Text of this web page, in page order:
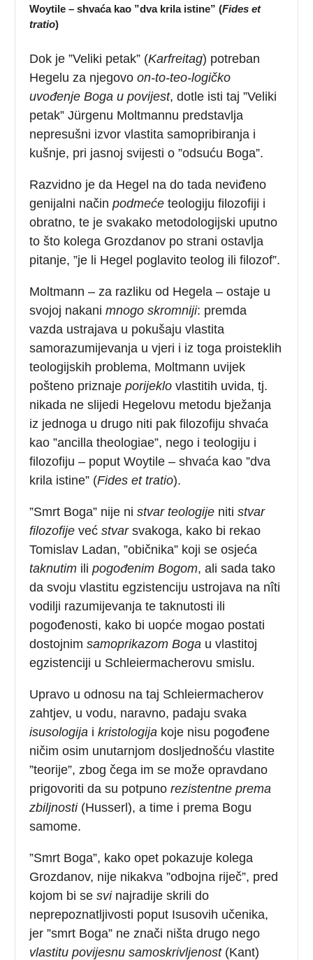
Woytile – shvaća kao ”dva krila istine” (Fides et
tratio)
Dok je ”Veliki petak” (Karfreitag) potreban
Hegelu za njegovoon-to-teo-logičko
uvođenje Boga u povijest, dotle isti taj ”Veliki
petak” Jürgenu Moltmannu predstavlja
nepresušni izvor vlastita samopribiranja i
kušnje, pri jasnoj svijesti o ”odsuću Boga”.
Razvidno je da Hegel na do tada neviđeno
genijalni načinpodmeće teologiju filozofiji i
obratno, te je svakako metodologijski uputno
to što kolega Grozdanov po strani ostavlja
pitanje, ”je li Hegel poglavito teolog ili filozof”.
Moltmann – za razliku od Hegela – ostaje u
svojoj nakanimnogo skromniji: premda
vazda ustrajava u pokušaju vlastita
samorazumijevanja u vjeri i iz toga proisteklih
teologijskih problema, Moltmann uvijek
pošteno priznajeporijeklo vlastitih uvida, tj.
nikada ne slijedi Hegelovu metodu bježanja
iz jednoga u drugo niti pak filozofiju shvaća
kao ”ancilla theologiae”, nego i teologiju i
filozofiju – poput Woytile – shvaća kao ”dva
krila istine” (Fides et tratio).
”Smrt Boga” nije nistvar teologije nitistvar
filozofije većstvarsvakoga, kako bi rekao
Tomislav Ladan, ”običnika” koji se osjeća
taknutim ilipogođenim Bogom, ali sada tako
da svoju vlastitu egzistenciju ustrojava na nîti
vodilji razumijevanja te taknutosti ili
pogođenosti, kako bi uopće mogao postati
dostojnimsamoprikazom Boga u vlastitoj
egzistenciji u Schleiermacherovu smislu.
Upravo u odnosu na taj Schleiermacherov
zahtjev, u vodu, naravno, padaju svaka
isusologija ikristologija koje nisu pogođene
ničim osim unutarnjom dosljednošću vlastite
”teorije”, zbog čega im se može opravdano
prigovoriti da su potpunorezistentne prema
zbiljnosti(Husserl), a time i prema Bogu
samome.
”Smrt Boga”, kako opet pokazuje kolega
Grozdanov, nije nikakva ”odbojna riječ”, pred
kojom bi sesvinajradije skrili do
neprepoznatljivosti poput Isusovih učenika,
jer ”smrt Boga” ne znači ništa drugo nego
vlastitu povijesnu samoskrivljenost(Kant)